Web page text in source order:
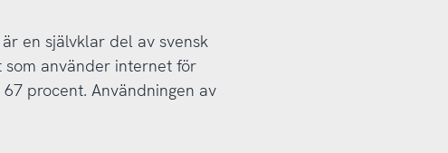
en självklar del av svensk
använder internet för
procent. Användningen av